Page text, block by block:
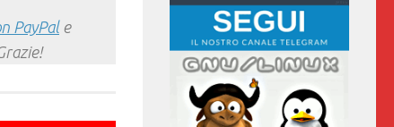
PayPale